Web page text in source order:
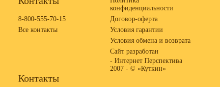
8-800-555-70-15
Все контакты
конфиденциальности
Договор-оферта
Условия гарантии
Условия обмена и возврата
Сайт разработан
- Интернет Перспектива
2007 - © «Куткин»
Контакты